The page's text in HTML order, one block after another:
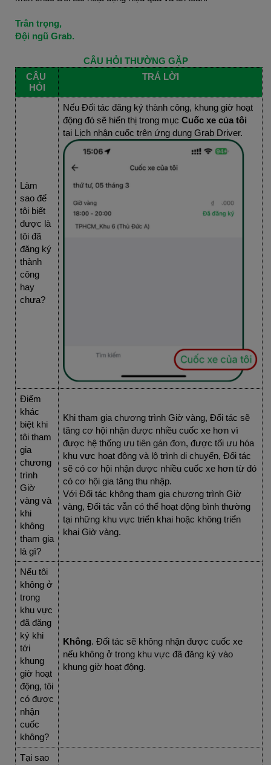
Trân trọng,
Đội ngũ Grab.
CÂU HỎI THƯỜNG GẶP
CÂU
HỎI
TRẢ LỜI
Làm
sao để
tôi biết
được là
tôi đã
đăng ký
thành
công
hay
chưa?
Nếu Đối tác đăng ký thành công, khung giờ hoạt
động đó sẽ hiển thị trong mục Cuốc xe của tôi
tại Lịch nhận cuốc trên ứng dụng Grab Driver.
Điểm
khác
biệt khi
tôi tham
gia
chương
trình
Giờ
vàng và
khi
không
tham gia
là gì?
Khi tham gia chương trình Giờ vàng, Đối tác sẽ
tăng cơ hội nhận được nhiều cuốc xe hơn vì
được hệ thống ưu tiên gán đơn, được tối ưu hóa
khu vực hoạt động và lộ trình di chuyển, Đối tác
sẽ có cơ hội nhận được nhiều cuốc xe hơn từ đó
có cơ hội gia tăng thu nhập.
Với Đối tác không tham gia chương trình Giờ
vàng, Đối tác vẫn có thể hoạt động bình thường
tại những khu vực triển khai hoặc không triển
khai Giờ vàng.
Nếu tôi
không ở
trong
khu vực
đã đăng
ký khi
tới
khung
giờ hoạt
động, tôi
có được
nhận
cuốc
không?
Không. Đối tác sẽ không nhận được cuốc xe
nếu không ở trong khu vực đã đăng ký vào
khung giờ hoạt động.
Tại sao